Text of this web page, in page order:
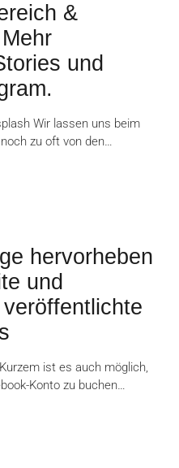
&
und
Wir lassen uns beim
zu oft von den…
hervorheben
und
ist es auch möglich,
Konto zu buchen…